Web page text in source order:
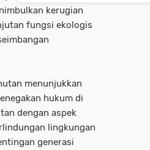
kerugian
fungsi ekologis
menunjukkan
hukum di
dengan aspek
lingkungan
generasi